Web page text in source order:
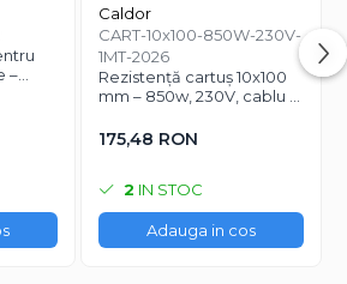
–
5.2
Caldor
CART-10x100-850W-230V-
1MT-2026
Rezistență cartuș 10x100
mm – 850w, 230V, cablu 1
175,48 RON
2 IN STOC
Adauga in cos